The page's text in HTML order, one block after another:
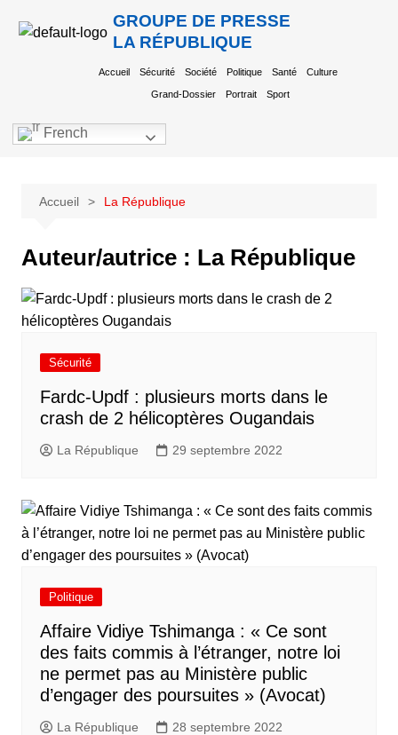
GROUPE DE PRESSE
LA RÉPUBLIQUE
Accueil Sécurité Société Politique Santé Culture
Grand-Dossier Portrait Sport
French
Accueil La République
Auteur/autrice : La République
Sécurité
Fardc-Updf : plusieurs morts dans le
crash de 2 hélicoptères Ougandais
La République 29 septembre 2022
Politique
Affaire Vidiye Tshimanga : « Ce sont
des faits commis à l’étranger, notre loi
ne permet pas au Ministère public
d’engager des poursuites » (Avocat)
La République 28 septembre 2022